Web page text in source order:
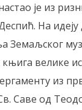
је из
На
велике
из
Саве од